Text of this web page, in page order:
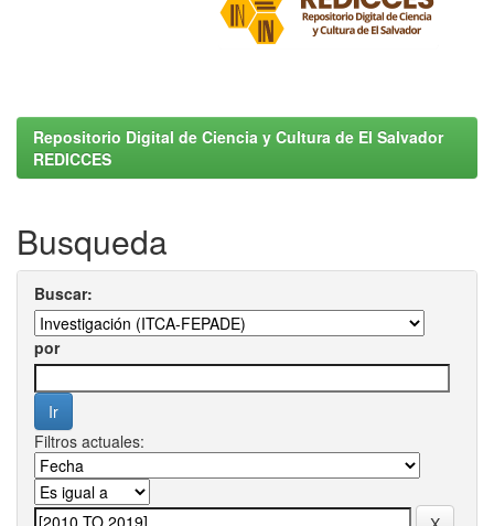
Repositorio Digital de Ciencia y Cultura de El Salvador
REDICCES
Busqueda
Buscar:
por
Filtros actuales: